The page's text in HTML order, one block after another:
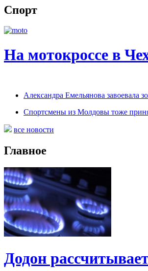
Спорт
На мотокроссе в
Александра Емельянова завоевала
Спортсмены из Молдовы тоже
все новости
Главное
Додон